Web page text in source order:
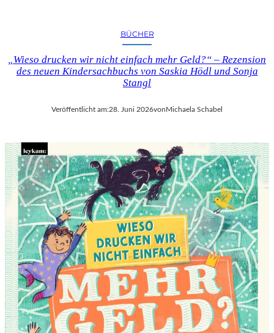
BÜCHER
„Wieso drucken wir nicht einfach mehr Geld?“ – Rezension
des neuen Kindersachbuchs von Saskia Hödl und Sonja
Stangl
Veröffentlicht am:28. Juni 2026von Michaela Schabel